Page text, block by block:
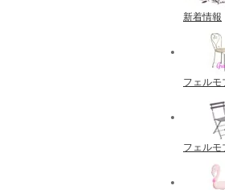
新着情報
フェル
フェルモ